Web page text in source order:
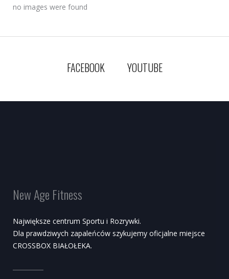
no images were found
FACEBOOK YOUTUBE
New Age Fitness
Największe centrum Sportu i Rozrywki.
Dla prawdziwych zapaleńców szykujemy oficjalne miejsce
CROSSBOX BIAŁOŁEKA.